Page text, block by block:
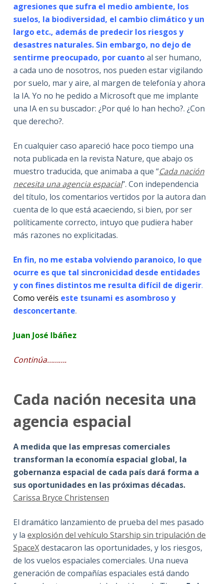
agresiones que sufra el medio ambiente, los
suelos, la biodiversidad, el cambio climático y un
largo etc., además de predecir los riesgos y
desastres naturales. Sin embargo, no dejo de
sentirme preocupado, por cuantoal ser humano,
a cada uno de nosotros, nos pueden estar vigilando
por suelo, mar y aire, al margen de telefonía y ahora
la IA. Yo no he pedido a Microsoft que me implante
una IA en su buscador: ¿Por qué lo han hecho?. ¿Con
que derecho?.
En cualquier caso apareció hace poco tiempo una
nota publicada en la revista Nature, que abajo os
muestro traducida, que animaba a que “Cada nación
necesita una agencia espacial”. Con independencia
del título, los comentarios vertidos por la autora dan
cuenta de lo que está acaeciendo, si bien, por ser
políticamente correcto, intuyo que pudiera haber
más razones no explicitadas.
En fin, no me estaba volviendo paranoico, lo que
ocurre es que tal sincronicidad desde entidades
y con fines distintos me resulta difícil de digerir.
Como veréis este tsunami es asombroso y
desconcertante.
Juan José Ibáñez
Continúa……….
Cada nación necesita una
agencia espacial
A medida que las empresas comerciales
transforman la economía espacial global, la
gobernanza espacial de cada país dará forma a
sus oportunidades en las próximas décadas.
Carissa Bryce Christensen
El dramático lanzamiento de prueba del mes pasado
y la explosión del vehículo Starship sin tripulación de
SpaceXdestacaron las oportunidades, y los riesgos,
de los vuelos espaciales comerciales. Una nueva
generación de compañías espaciales está dando